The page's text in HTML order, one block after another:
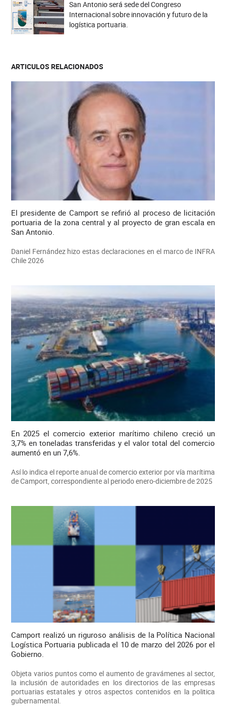
San Antonio será sede del Congreso
Internacional sobre innovación y futuro de la
logística portuaria.
ARTICULOS RELACIONADOS
El presidente de Camport se refirió al proceso de licitación
portuaria de la zona central y al proyecto de gran escala en
San Antonio.
Daniel Fernández hizo estas declaraciones en el marco de INFRA
Chile 2026
En 2025 el comercio exterior marítimo chileno creció un
3,7% en toneladas transferidas y el valor total del comercio
aumentó en un 7,6%.
Así lo indica el reporte anual de comercio exterior por vía marítima
de Camport, correspondiente al periodo enero-diciembre de 2025
Camport realizó un riguroso análisis de la Política Nacional
Logística Portuaria publicada el 10 de marzo del 2026 por el
Gobierno.
Objeta varios puntos como el aumento de gravámenes al sector,
la inclusión de autoridades en los directorios de las empresas
portuarias estatales y otros aspectos contenidos en la politica
gubernamental.